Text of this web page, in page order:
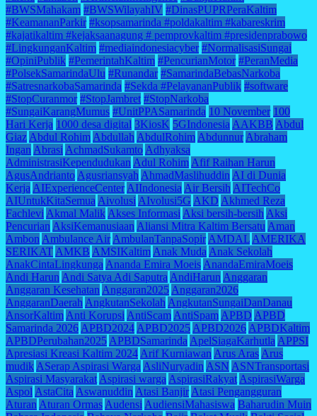
#BWSMahakam #BWSWilayahIV #DinasPUPRPeraKaltim
#KeamananParkir #ksopsamarinda #poldakaltim #kabareskrim
#kajatikaltim #kejaksaanagung # pemprovkaltim #presidenprabowo
#LingkunganKaltim #mediaindonesiacyber #NormalisasiSungai
#OpiniPublik #PemerintahKaltim #PencurianMotor #PeranMedia
#PolsekSamarindaUlu #Runandar #SamarindaBebasNarkoba
#SatresnarkobaSamarinda #Sekda #PelayananPublik #software
#StopCuranmor #StopJambret #StopNarkoba
#SungaiKarangMumus #UnitPPASamarinda 10 November 100
Hari Kerja 1000 desa digital 3KiosK 5GIndonesia AAKBB Abdul
Giaz Abdul Rohim Abdullah AbdulRohim Abdunnur Abraham
Ingan Abrasi AchmadSukamto Adhyaksa
AdministrasiKependudukan Adul Rohim Afif Raihan Harun
AgusAndrianto Agusriansyah AhmadMaslihuddin AI di Dunia
Kerja AIExperienceCenter AIIndonesia Air Bersih AITechCo
AIUntukKitaSemua Aivolusi AIvolusi5G AKD Akhmed Reza
Fachlevi Akmal Malik Akses Informasi Aksi bersih-bersih Aksi
Pencurian AksiKemanusiaan Aliansi Mitra Kaltim Bersatu Aman
Ambon Ambulance Air AmbulanTanpaSopir AMDAL AMERIKA
SERIKAT AMKB AMSIKaltim Anak Muda Anak Sekolah
AnakCintaLingkunga Ananda Emira Moeis AnandaEmiraMoeis
Andi Harun Andi Satya Adi Saputra AndiHarun Anggaran
Anggaran Kesehatan Anggaran2025 Anggaran2026
AnggaranDaerah AngkutanSekolah AngkutanSungaiDanDanau
AnsorKaltim Anti Korupsi AntiScam AntiSpam APBD APBD
Samarinda 2026 APBD2024 APBD2025 APBD2026 APBDKaltim
APBDPerubahan2025 APBDSamarinda ApelSiagaKarhutla APPSI
Apresiasi Kreasi Kaltim 2024 Arif Kurniawan Arus Aras Arus
mudik ASerap Aspirasi Warga AsliNuryadin ASN ASNTransportasi
Aspirasi Masyarakat Aspirasi warga AspirasiRakyat AspirasiWarga
Aspol AstaCita Aswanuddin Atasi Banjir Atasi Pengangguran
Aturan Aturan Ormas Audensi AudiensiMahasiswa Baharudin Muin